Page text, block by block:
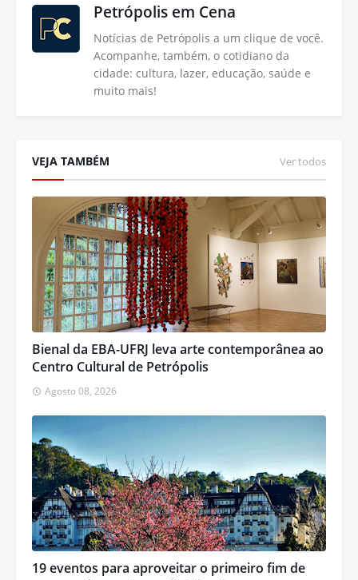
Petrópolis em Cena
Notícias de Petrópolis a um clique de você.
Acompanhe, também, o cotidiano da
cidade: cultura, lazer, educação, saúde e
muito mais!
VEJA TAMBÉM Ver todos
Bienal da EBA-UFRJ leva arte contemporânea ao
Centro Cultural de Petrópolis
Agosto 08, 2026
19 eventos para aproveitar o primeiro fim de